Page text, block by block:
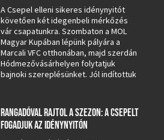
A Csepel elleni sikeres idénynyitót
követően két idegenbeli mérkőzés
vár csapatunkra. Szombaton a MOL
Magyar Kupában lépünk pályára a
Marcali VFC otthonában, majd szerdán
Hódmezővásárhelyen folytatjuk
bajnoki szereplésünket. Jól indítottuk
RANGADÓVAL RAJTOL A SZEZON: A CSEPELT
FOGADJUK AZ IDÉNYNYITÓN